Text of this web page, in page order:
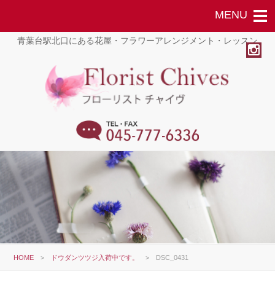
青葉台駅北口にある花屋・フラワーアレンジメント・レッスン
HOME > ドウダンツツジ入荷中です。 > DSC_0431